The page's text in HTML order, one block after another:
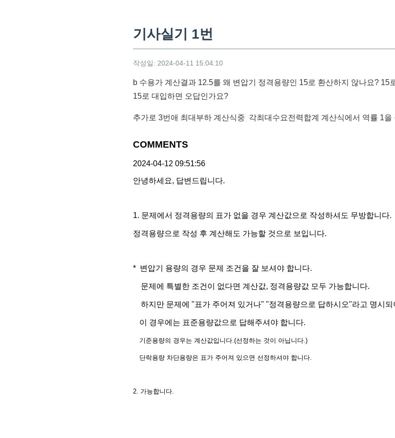
기사실기 1번
작성일: 2024-04-11 15:04:10
b 수용가 계산결과 12.5를 왜 변압기 정격용량인 15로 환산하지 않나요? 15
15로 대입하면 오답인가요?
추가로 3번애 최대부하 계산식중 각최대수요전력합계 계산식에서 역률 1
COMMENTS
2024-04-12 09:51:56
안녕하세요, 답변드립니다.
1. 문제에서 정격용량의 표가 없을 경우 계산값으로 작성하셔도 무방합니다.
정격용량으로 작성 후 계산해도 가능할 것으로 보입니다.
* 변압기 용량의 경우 문제 조건을 잘 보셔야 합니다.
문제에 특별한 조건이 없다면 계산값, 정격용량값 모두 가능합니다.
하지만 문제에 "표가 주어져 있거나" "정격용량으로 답하시오"라고 명시되
이 경우에는 표준용량값으로 답해주셔야 합니다.
기준용량의 경우는 계산값입니다.(선정하는 것이 아닙니다.)
단락용량 차단용량은 표가 주어져 있으면 선정하셔야 합니다.
2. 가능합니다.